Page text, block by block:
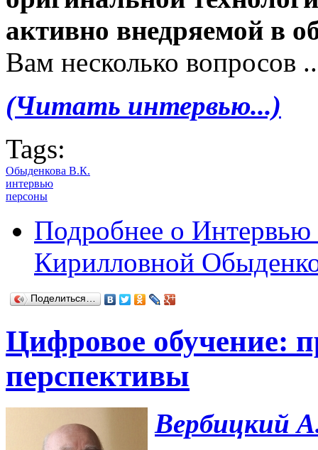
активно внедряемой в
Вам несколько вопросов
(Читать интервью...)
Tags:
Обыденкова В.К.
интервью
персоны
Подробнее о
Кирилловной
Поделиться…
Цифровое обучение:
перспективы
Вербицкий